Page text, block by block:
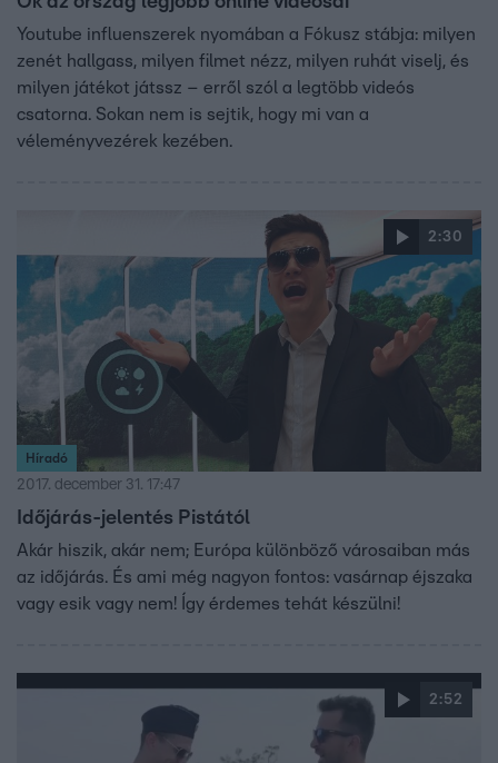
Youtube influenszerek nyomában a Fókusz stábja: milyen
zenét hallgass, milyen filmet nézz, milyen ruhát viselj, és
milyen játékot játssz – erről szól a legtöbb videós
csatorna. Sokan nem is sejtik, hogy mi van a
2:30
Híradó
2017. december 31. 17:47
Időjárás-jelentés Pistától
Akár hiszik, akár nem; Európa különböző városaiban más
az időjárás. És ami még nagyon fontos: vasárnap éjszaka
vagy esik vagy nem! Így érdemes tehát készülni!
2:52